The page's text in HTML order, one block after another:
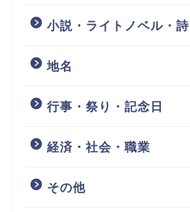
小説・ライトノベル・詩
地名
行事・祭り・記念日
経済・社会・職業
その他